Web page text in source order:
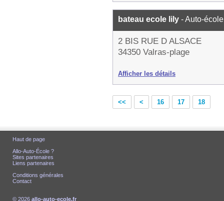
bateau ecole lily - Auto-école
2 BIS RUE D ALSACE
34350 Valras-plage
Afficher les détails
<< < 16 17 18
Haut de page
Allo-Auto-École ?
Sites partenaires
Liens partenaires
Conditions générales
Contact
© 2026 allo-auto-ecole.fr